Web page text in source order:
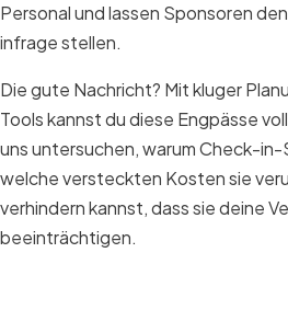
Personal und lassen Sponsoren
infrage stellen.
Die gute Nachricht? Mit kluger
Tools kannst du diese Engpässe
uns untersuchen, warum Check-
welche versteckten Kosten sie
verhindern kannst, dass sie deine
beeinträchtigen.